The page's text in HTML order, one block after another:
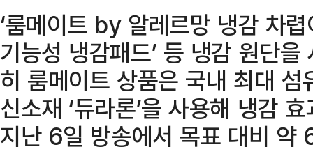
‘룸메이트 by 알레르망 냉감 차
기능성 냉감패드’ 등 냉감 원단
히 룸메이트 상품은 국내 최대 섬
신소재 ‘듀라론’을 사용해 냉감
지난 6일 방송에서 목표 대비